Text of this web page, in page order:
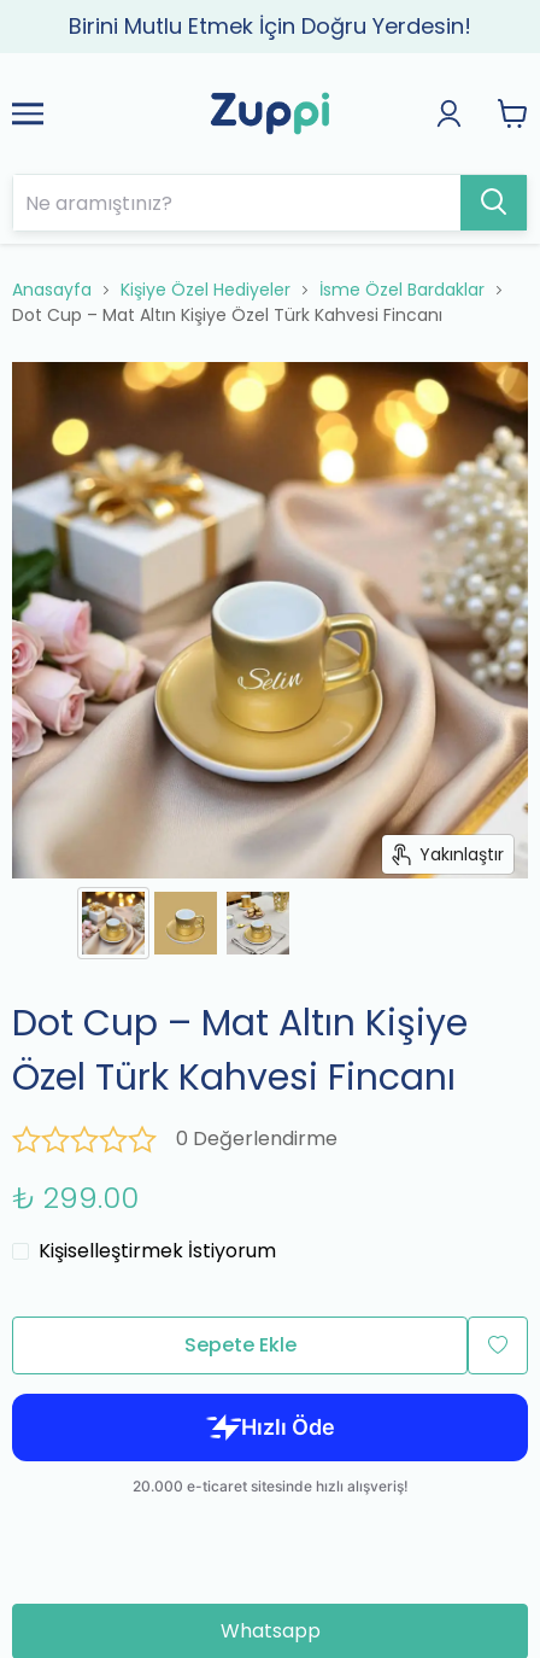
Birini Mutlu Etmek İçin Doğru Yerdesin!
Anasayfa Kişiye Özel Hediyeler
İsme Özel Bardaklar
Dot Cup – Mat Altın Kişiye Özel Türk Kahvesi Fincanı
Yakınlaştır
Dot Cup – Mat Altın Kişiye
Özel Türk Kahvesi Fincanı
0 Değerlendirme
₺ 299.00
Kişiselleştirmek İstiyorum
Sepete Ekle
Whatsapp